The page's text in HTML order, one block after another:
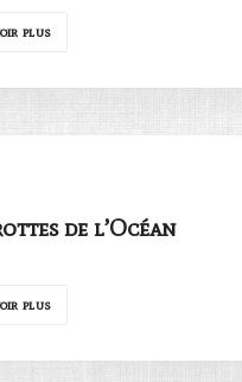
plus
de l’Océan
plus